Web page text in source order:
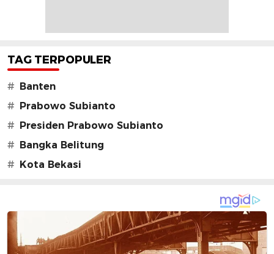
TAG TERPOPULER
#
Banten
#
Prabowo Subianto
#
Presiden Prabowo Subianto
#
Bangka Belitung
#
Kota Bekasi